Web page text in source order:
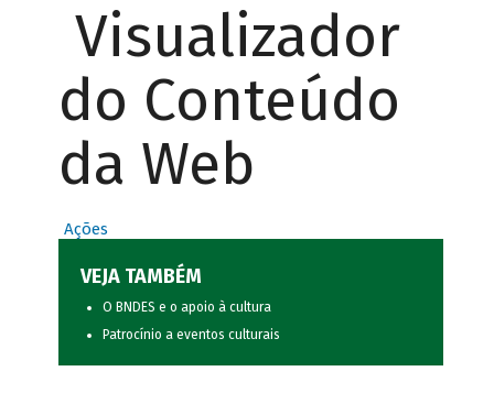
Visualizador
do Conteúdo
da Web
Ações
VEJA TAMBÉM
O BNDES e o apoio à cultura
Patrocínio a eventos culturais